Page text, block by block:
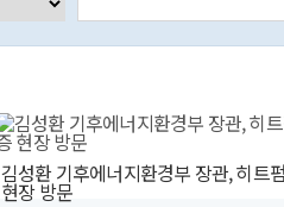
김성환 기후에너지환경부 장관, 히트
현장 방문